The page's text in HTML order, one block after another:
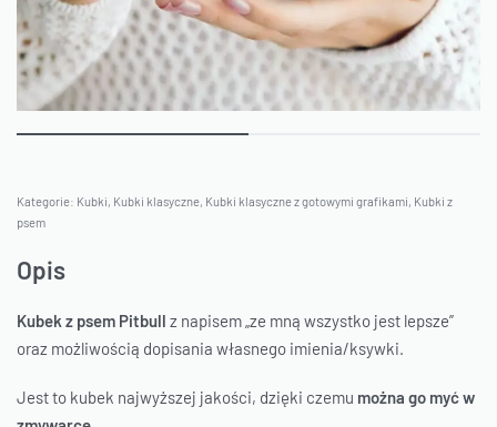
Kategorie: Kubki Kubki klasyczne Kubki klasyczne z gotowymi grafikami Kubki z
psem
Opis
Kubek z psem Pitbull z napisem „ze mną wszystko jest lepsze”
oraz możliwością dopisania własnego imienia/ksywki.
Jest to kubek najwyższej jakości, dzięki czemu można go myć w